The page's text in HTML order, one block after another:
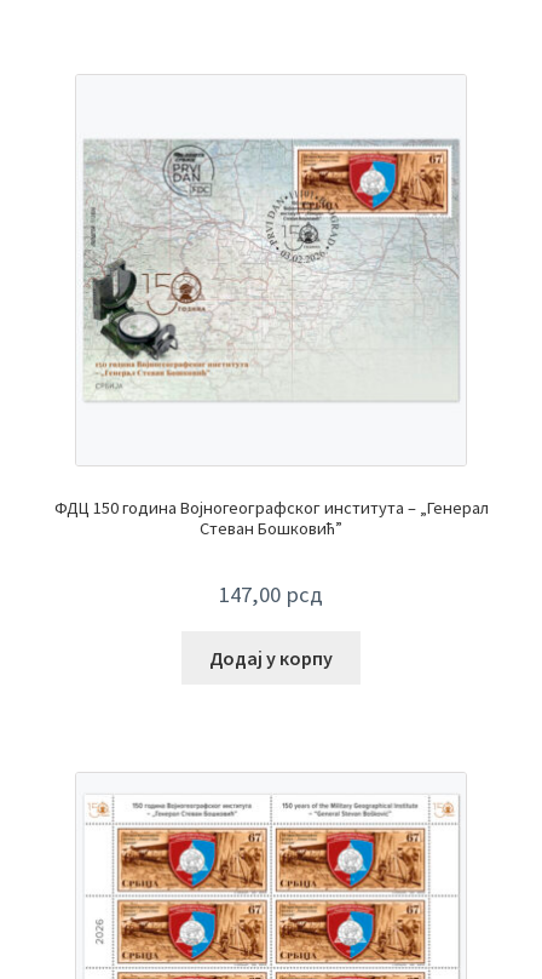
ФДЦ 150 година Војногеографског института – „Генерал
Стеван Бошковић”
147,00 рсд
Додај у корпу